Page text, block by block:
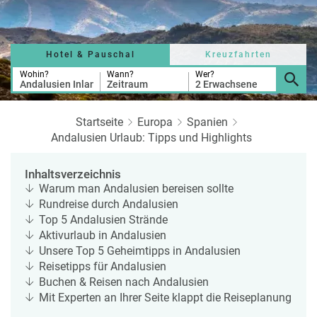
at
s
i
s
e
e
e
rt
e
n
o
n
t
o
u
a
h
rt
n
r
L
st
M
in
ut
e
u
b
W
or
ld
of
B
Hotel & Pauschal
Kreuzfahrten
Wohin?
Andalusien Inland
Wann?
Zeitraum
Wer?
2 Erwachsene
Startseite Europa
Spanien
Andalusien Urlaub: Tipps und Highlights
Inhaltsverzeichnis
Warum man Andalusien bereisen sollte
Rundreise durch Andalusien
Top 5 Andalusien Strände
Aktivurlaub in Andalusien
Unsere Top 5 Geheimtipps in Andalusien
Reisetipps für Andalusien
Buchen & Reisen nach Andalusien
Mit Experten an Ihrer Seite klappt die Reiseplanung